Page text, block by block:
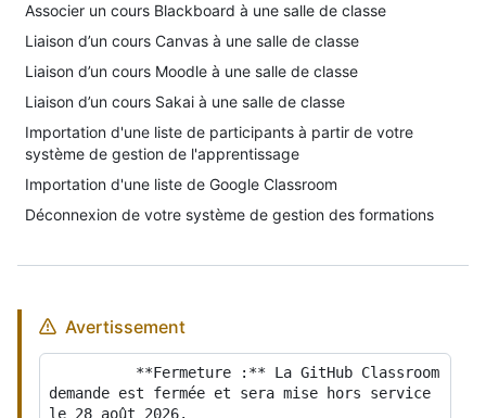
Associer un cours Blackboard à une salle de classe
Liaison d’un cours Canvas à une salle de classe
Liaison d’un cours Moodle à une salle de classe
Liaison d’un cours Sakai à une salle de classe
Importation d'une liste de participants à partir de votre
système de gestion de l'apprentissage
Importation d'une liste de Google Classroom
Déconnexion de votre système de gestion des formations
Avertissement
demande est fermée et sera mise hors service